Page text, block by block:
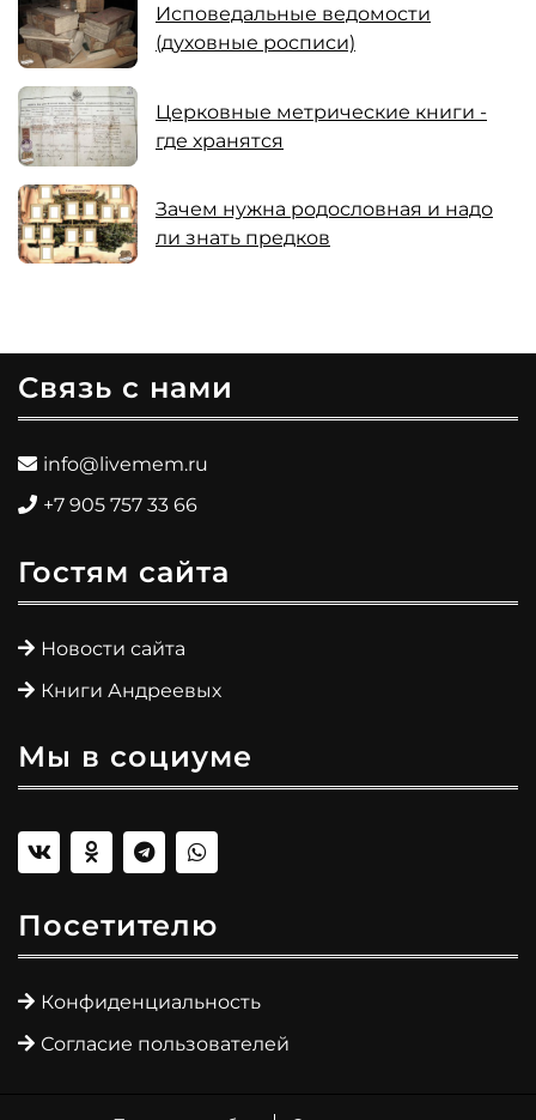
Исповедальные ведомости
(духовные росписи)
Церковные метрические книги -
где хранятся
Зачем нужна родословная и надо
ли знать предков
Связь с нами
info@livemem.ru
+7 905 757 33 66
Гостям сайта
Новости сайта
Книги Андреевых
Мы в социуме
Посетителю
Конфиденциальность
Согласие пользователей